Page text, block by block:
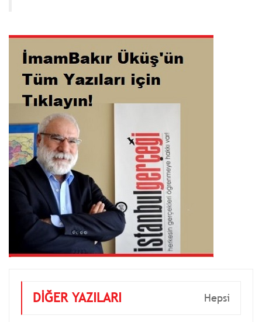
DİĞER YAZILARI Hepsi